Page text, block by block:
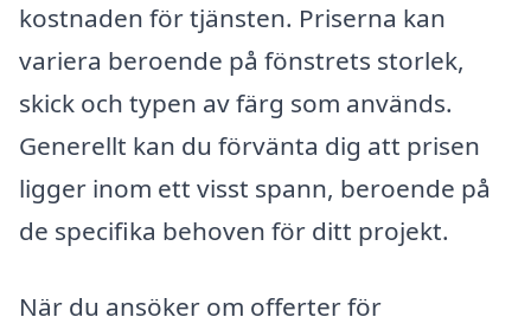
kostnaden för tjänsten. Priserna kan
variera beroende på fönstrets storlek,
skick och typen av färg som används.
Generellt kan du förvänta dig att prisen
ligger inom ett visst spann, beroende på
de specifika behoven för ditt projekt.
När du ansöker om offerter för